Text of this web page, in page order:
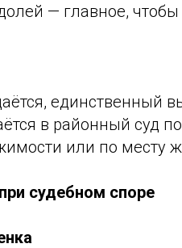
— главное,
единственный
в районный суд
или по месту
судебном споре